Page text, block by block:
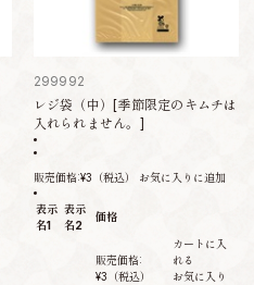
299992
レジ袋（中）[季節限定のキムチは
入れられません。]
販売価格:¥3 （税込） お気に入りに追加
表示
名1
表示
名2
価格
販売価格:
¥3 （税込）
カートに入
れる
お気に入り